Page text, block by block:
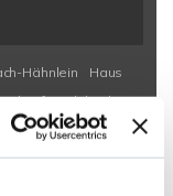
Hähnlein
Haus
kaufen Alsbach-
Alsbach-
Alsbach-